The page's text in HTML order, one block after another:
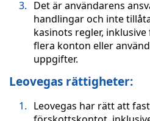
Det är användarens
handlingar och inte
kasinots regler,
flera konton eller
uppgifter.
Leovegas rättigheter:
Leovegas har rätt att